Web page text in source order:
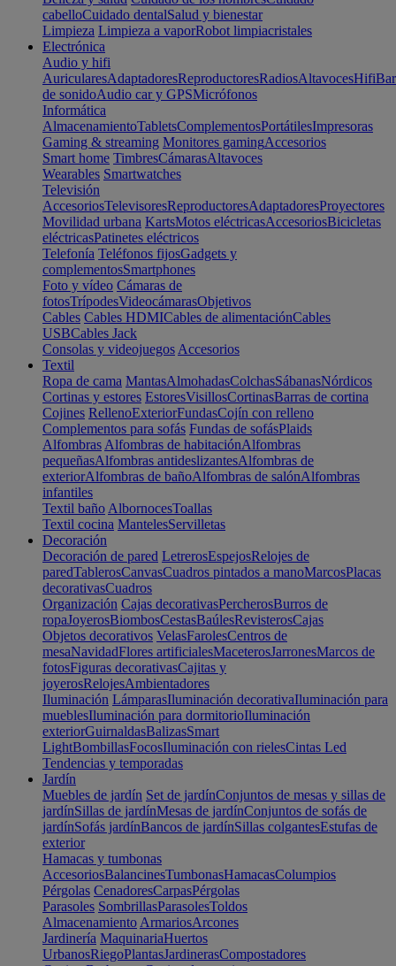
cabelloCuidado dentalSalud y bienestar
Limpieza Limpieza a vaporRobot limpiacristales
Electrónica
Audio y hifi
AuricularesAdaptadoresReproductoresRadiosAltavocesHifi
de sonidoAudio car y GPSMicrófonos
Informática
AlmacenamientoTabletsComplementosPortátilesImpresoras
Gaming & streaming Monitores gamingAccesorios
Smart home TimbresCámarasAltavoces
Wearables Smartwatches
Televisión
AccesoriosTelevisoresReproductoresAdaptadoresProyectores
Movilidad urbana KartsMotos eléctricasAccesoriosBicicletas
eléctricasPatinetes eléctricos
Telefonía Teléfonos fijosGadgets y
complementosSmartphones
Foto y vídeo Cámaras de
fotosTrípodesVideocámarasObjetivos
Cables Cables HDMICables de alimentaciónCables
USBCables Jack
Consolas y videojuegos Accesorios
Textil
Ropa de cama MantasAlmohadasColchasSábanasNórdicos
Cortinas y estores EstoresVisillosCortinasBarras de cortina
Cojines RellenoExteriorFundasCojín con relleno
Complementos para sofás Fundas de sofásPlaids
Alfombras Alfombras de habitaciónAlfombras
pequeñasAlfombras antideslizantesAlfombras de
exteriorAlfombras de bañoAlfombras de salónAlfombras
infantiles
Textil baño AlbornocesToallas
Textil cocina MantelesServilletas
Decoración
Decoración de pared LetrerosEspejosRelojes de
paredTablerosCanvasCuadros pintados a manoMarcosPlacas
decorativasCuadros
Organización Cajas decorativasPercherosBurros de
ropaJoyerosBiombosCestasBaúlesRevisterosCajas
Objetos decorativos VelasFarolesCentros de
mesaNavidadFlores artificialesMaceterosJarronesMarcos de
fotosFiguras decorativasCajitas y
joyerosRelojesAmbientadores
Iluminación LámparasIluminación decorativaIluminación para
mueblesIluminación para dormitorioIluminación
exteriorGuirnaldasBalizasSmart
LightBombillasFocosIluminación con rielesCintas Led
Tendencias y temporadas
Jardín
Muebles de jardín Set de jardínConjuntos de mesas y sillas de
jardínSillas de jardínMesas de jardínConjuntos de sofás de
jardínSofás jardínBancos de jardínSillas colgantesEstufas de
exterior
Hamacas y tumbonas
AccesoriosBalancinesTumbonasHamacasColumpios
Pérgolas CenadoresCarpasPérgolas
Parasoles SombrillasParasolesToldos
Almacenamiento ArmariosArcones
Jardinería MaquinariaHuertos
UrbanosRiegoPlantasJardinerasCompostadores